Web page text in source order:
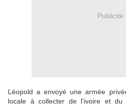
Publicité
Léopold a envoyé une armée
locale à collecter de l'ivoire et du